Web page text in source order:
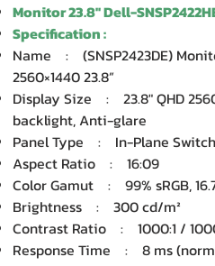
Monitor 23.8'' Dell-
Specification :
Name : (SNSP2423DE)
2560×1440 23.8”
Display Size : 23.8″ QHD
backlight, Anti-glare
Panel Type : In-Plane
Aspect Ratio : 16:09
Color Gamut : 99% sRGB,
Brightness : 300 cd/m²
Contrast Ratio : 1000:1 /
Response Time : 8 ms